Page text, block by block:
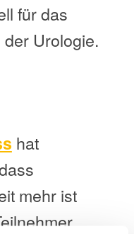
für das
Urologie.
hat
mehr ist